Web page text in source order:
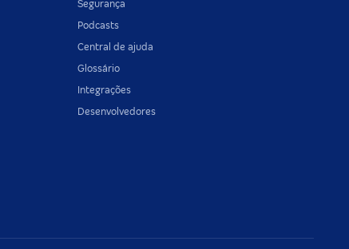
Segurança
Podcasts
Central de ajuda
Glossário
Integrações
Desenvolvedores